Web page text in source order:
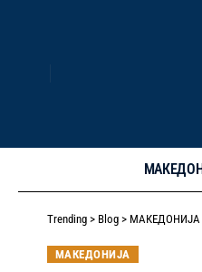
Trending > Blog > МАКЕДОНИЈА
МАКЕДОНИЈА